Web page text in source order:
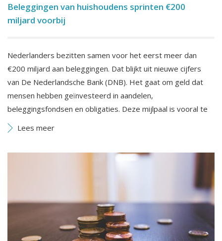
Beleggingen van huishoudens sprinten €200
miljard voorbij
Nederlanders bezitten samen voor het eerst meer dan
€200 miljard aan beleggingen. Dat blijkt uit nieuwe cijfers
van De Nederlandsche Bank (DNB). Het gaat om geld dat
mensen hebben geïnvesteerd in aandelen,
beleggingsfondsen en obligaties. Deze mijlpaal is vooral te
Lees meer